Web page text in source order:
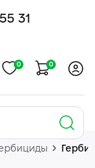
31
0 0